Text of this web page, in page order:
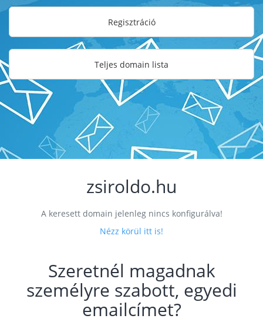
Regisztráció
Teljes domain lista
zsiroldo.hu
A keresett domain jelenleg nincs konfigurálva!
Nézz körül itt is!
Szeretnél magadnak
személyre szabott, egyedi
emailcímet?